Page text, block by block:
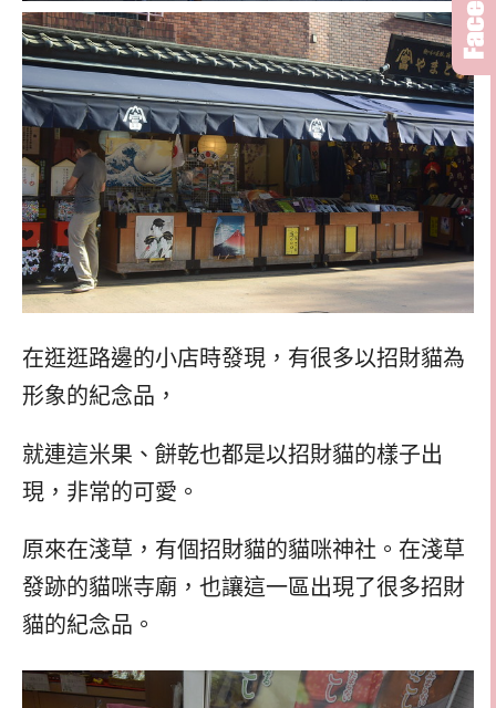
在逛逛路邊的小店時發現，有很多以招財貓為
形象的紀念品，
就連這米果、餅乾也都是以招財貓的樣子出
現，非常的可愛。
原來在淺草，有個招財貓的貓咪神社。在淺草
發跡的貓咪寺廟，也讓這一區出現了很多招財
貓的紀念品。